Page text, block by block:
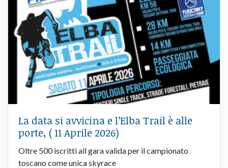
La data si avvicina e l’Elba Trail è alle
porte, ( 11 Aprile 2026)
Oltre 500 iscritti all gara valida per il campionato
toscano come unica skyrace